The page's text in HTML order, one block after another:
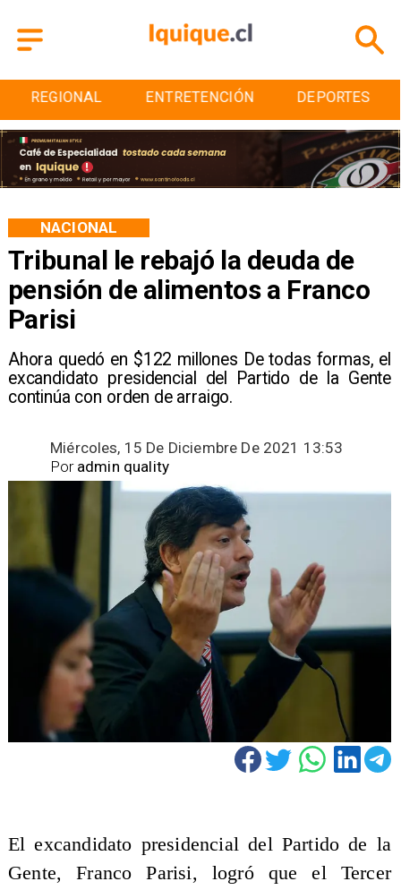
ENTRETENCIÓN DEPORTES CULTURA
Tribunal le rebajó la deuda de
pensión de alimentos a Franco
Parisi
Ahora quedó en $122 millones De todas formas, el
excandidato presidencial del Partido de la Gente
continúa con orden de arraigo.
NACIONAL
Miércoles, 15 De Diciembre De 2021 13:53
admin quality
Por
El excandidato presidencial del Partido de la
Gente, Franco Parisi, logró que el Tercer